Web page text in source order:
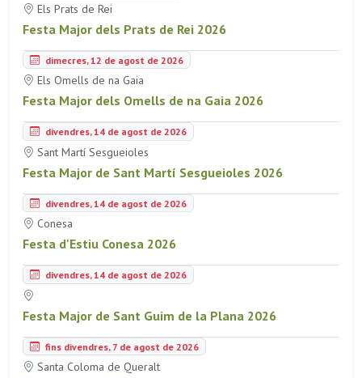
Els Prats de Rei
Festa Major dels Prats de Rei 2026
dimecres, 12 de agost de 2026
Els Omells de na Gaia
Festa Major dels Omells de na Gaia 2026
divendres, 14 de agost de 2026
Sant Martí Sesgueioles
Festa Major de Sant Martí Sesgueioles 2026
divendres, 14 de agost de 2026
Conesa
Festa d'Estiu Conesa 2026
divendres, 14 de agost de 2026
Festa Major de Sant Guim de la Plana 2026
fins divendres, 7 de agost de 2026
Santa Coloma de Queralt